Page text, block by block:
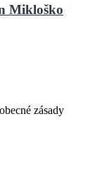
Mikloško
zásady